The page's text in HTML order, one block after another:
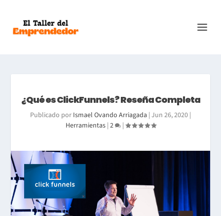
¿Qué es ClickFunnels? Reseña Completa
Publicado por Ismael Ovando Arriagada | Jun 26, 2020 |
Herramientas| 2 |